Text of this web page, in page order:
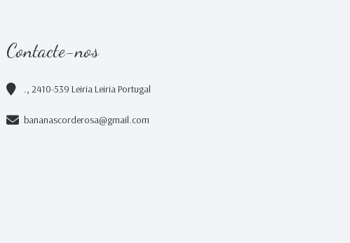
Contacte-nos
., 2410-539 Leiria Leiria Portugal
bananascorderosa@gmail.com